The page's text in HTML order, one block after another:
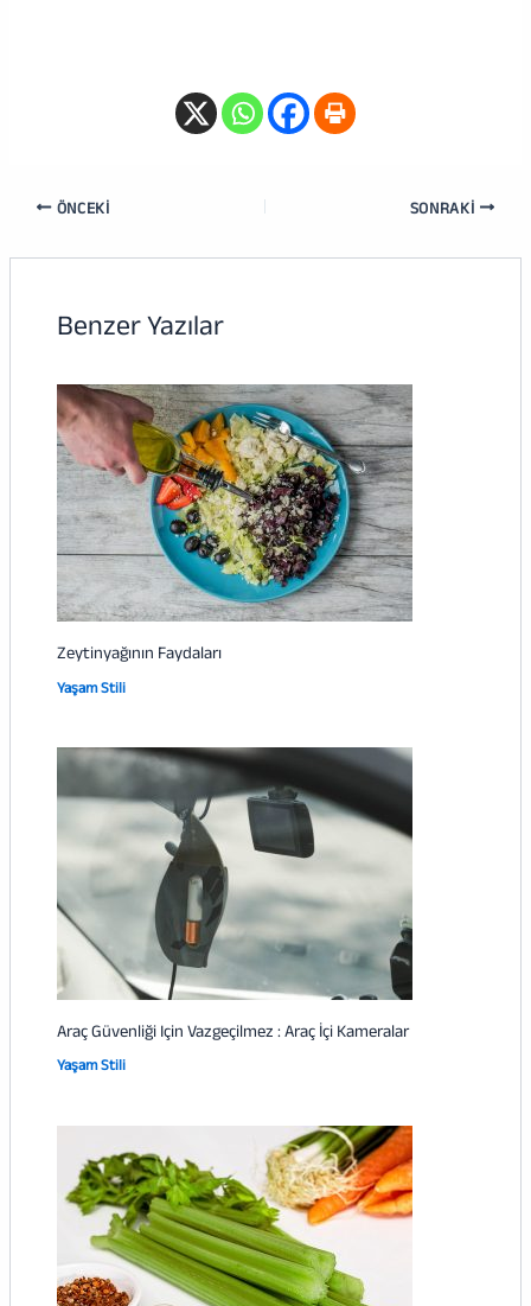
ÖNCEKI SONRAKI
Benzer Yazılar
Zeytinyağının Faydaları
Yaşam Stili
Araç Güvenliği Için Vazgeçilmez : Araç İçi Kameralar
Yaşam Stili